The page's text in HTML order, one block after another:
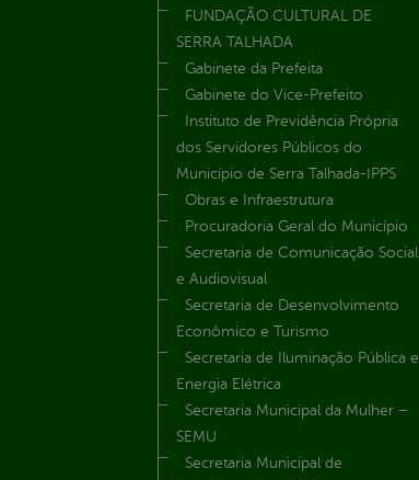
FUNDAÇÃO CULTURAL DE
SERRA TALHADA
Gabinete da Prefeita
Gabinete do Vice-Prefeito
Instituto de Previdência Própria
dos Servidores Públicos do
Município de Serra Talhada-IPPS
Obras e Infraestrutura
Procuradoria Geral do Município
Secretaria de Comunicação Social
e Audiovisual
Secretaria de Desenvolvimento
Econômico e Turismo
Secretaria de Iluminação Pública e
Energia Elétrica
Secretaria Municipal da Mulher –
SEMU
Secretaria Municipal de